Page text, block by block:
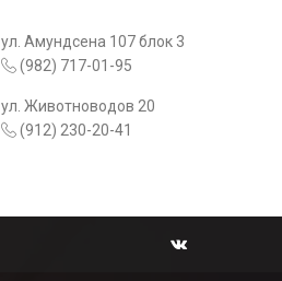
ул. Амундсена 107 блок 3
(982) 717-01-95
ул. Животноводов 20
(912) 230-20-41